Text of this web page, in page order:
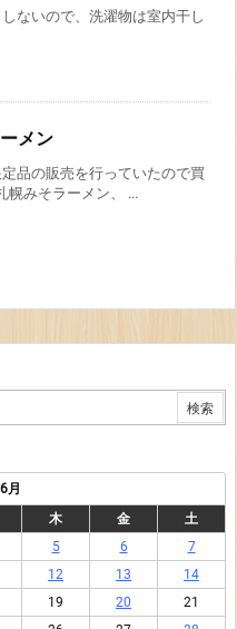
ないので、洗濯物は室内干し
メン
品の販売を行っていたので買
幌みそラーメン、 ...
月
木 金
土
5 6
7
12 13
14
19 20
21